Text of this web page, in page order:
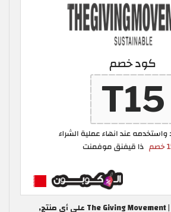
كود خصم The Giving Movement | 15% على أي منتج,